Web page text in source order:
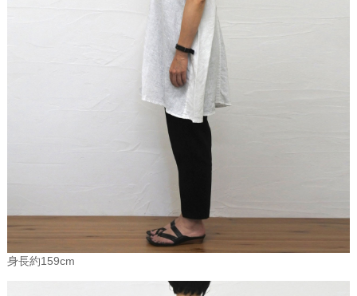
麻は、「リネン（亜麻）」と「ラミ－（芋麻）」に大きく分類され
ます。リネン生地の原材料は麻の一種「亜麻（あま）」です。一般
にイメージする麻というと 「チクチク、ゴワゴワする感触」です
が、これは「ラミー（芋麻）」を原料とする 生地で、ソフトで柔ら
かい「リネン（亜麻）」とは違います。
「ラミ－」は高温多湿の東南アジアなどで栽培される多年草の麻か
ら、「リネン」は、ヨ－ロッパ北部の涼しい地方で栽培される１年
草のフラックスという 麻からできています。そのほか、ヘンプ（大
麻）、ジュート（黄麻）など、いろいろの麻がありますが、 日本で
はヘンプ（大麻）の固く直線的な美しさが好まれ、古来の武士の裃
（かみしも）などに用いられてきましたが、ヨーロッパではあくま
でもヘンプは、リネンの代替品だったようです。
原産地は小アジア地方といわれていますが、現在では、比較的寒い
す。リネンは、毎年同じ土地で連作すると収穫量が減り、品質も低
身長約159cm